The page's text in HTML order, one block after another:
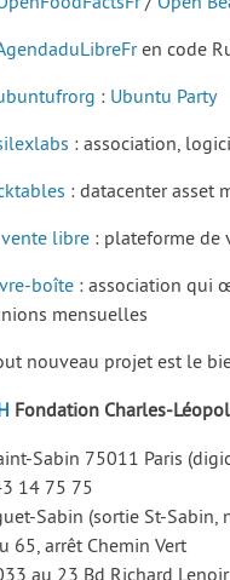
en code
: Ubuntu Party
: association,
: datacenter asset
libre : plateforme de
boîte : association qui
mensuelles
nouveau projet est le
Fondation Charles-
Sabin 75011 Paris
14 75 75
Sabin (sortie St-Sabin,
65, arrêt Chemin Vert
au 23 Bd Richard Lenoir